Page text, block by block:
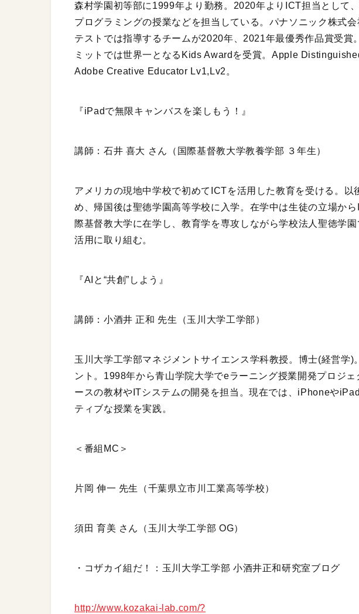
森村学園初等部に1999年より勤務。2020年よりICT担当として
プログラミングの授業などを担当している。パナソニック株式
テストでは指導するチームが2020年、2021年最優秀作品賞受賞
ミットでは世界一となるKids Awardを受賞。Apple
Adobe Creative Educator Lv1,Lv2。
『iPadで無限キャンバスを楽しもう！』
講師：石井 喜大 さん（国際基督教大学教養学部 ３年生）
アメリカの現地中学校で初めてICTを活用した教育を受ける。以
め、帰国後は聖徳学園高等学校に入学。在学中は生徒の立場か
際基督教大学に在学し、教育学を専攻しながら学校法人聖徳学
活用に取り組む。
『AIと“共創”しよう』
講師：小酒井 正和 先生（玉川大学工学部）
玉川大学工学部マネジメントサイエンス学科教授。博士(経営学)
ント。1998年から青山学院大学でeラーニング授業開発プロジ
ースの教材やITシステムの開発を担当。現在では、iPhoneや
ティブな授業を実践。
＜番組MC＞
片岡 伸一 先生（千葉県立市川工業高等学校）
須田 育美 さん（玉川大学工学部 OG）
・コザカイ組だ！：玉川大学工学部 小酒井正和研究室ブログ
http://www.kozakai-lab.com/?